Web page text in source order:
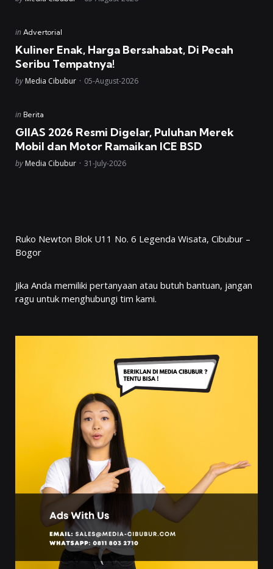
Posted
in Advertorial
Kuliner Enak, Harga Bersahabat, Di Pecah
Seribu Tempatnya!
Posted
by Media Cibubur 05-August-2026
Posted
in Berita
GIIAS 2026 Resmi Digelar, Puluhan Merek
Mobil dan Motor Ramaikan ICE BSD
Posted
by Media Cibubur 31-July-2026
Ruko Newton Blok U11 No. 6 Legenda Wisata, Cibubur –
Bogor
Jika Anda memiliki pertanyaan atau butuh bantuan, jangan
ragu untuk menghubungi tim kami.